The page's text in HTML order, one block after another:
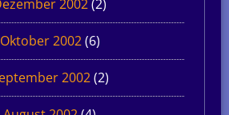
2002(2)
Oktober 2002(6)
2002(2)